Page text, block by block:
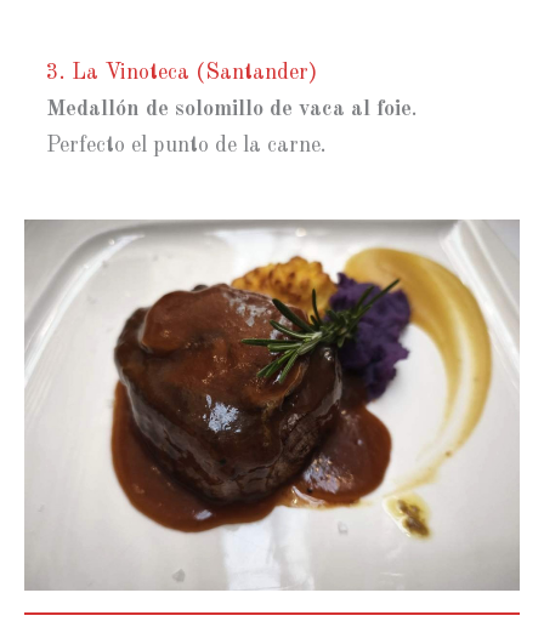
3. La Vinoteca (Santander)
Medallón de solomillo de vaca al foie.
Perfecto el punto de la carne.